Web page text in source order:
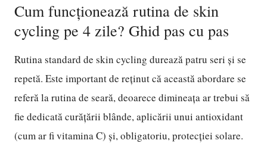
Cum funcționează rutina de skin
cycling pe 4 zile? Ghid pas cu pas
Rutina standard de skin cycling durează patru seri și se
repetă. Este important de reținut că această abordare se
referă la rutina de seară, deoarece dimineața ar trebui să
fie dedicată curățării blânde, aplicării unui antioxidant
(cum ar fi vitamina C) și, obligatoriu, protecției solare.